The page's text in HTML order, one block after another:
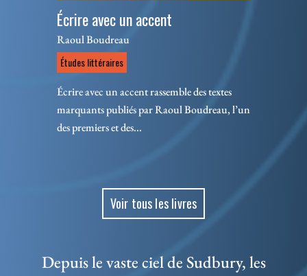
Écrire avec un accent
Raoul Boudreau
Études littéraires
Écrire avec un accent rassemble des textes
marquants publiés par Raoul Boudreau, l’un
des premiers et des...
Voir tous les livres
Depuis le vaste ciel de Sudbury, les